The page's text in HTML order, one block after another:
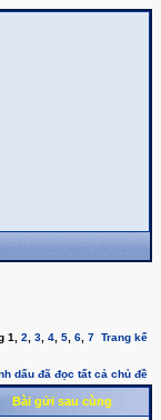
1 2 3 4 5 6 7 Trang kế
dấu đã đọc tất cả chủ đề
Bài gửi sau cùng